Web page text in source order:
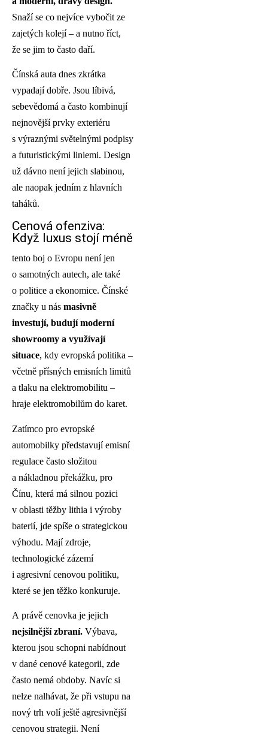
Snaží se co nejvíce vybočit ze
zajetých kolejí – a nutno říct,
že se jim to často daří.
Čínská auta dnes zkrátka
vypadají dobře. Jsou líbivá,
sebevědomá a často kombinují
nejnovější prvky exteriéru
s výraznými světelnými podpisy
a futuristickými liniemi. Design
už dávno není jejich slabinou,
ale naopak jedním z hlavních
taháků.
Cenová ofenziva:
Když luxus stojí méně
tento boj o Evropu není jen
o samotných autech, ale také
o politice a ekonomice. Čínské
značky u nás masivně
investují, budují moderní
showroomy a využívají
situace, kdy evropská politika –
včetně přísných emisních limitů
a tlaku na elektromobilitu –
hraje elektromobilům do karet.
Zatímco pro evropské
automobilky představují emisní
regulace často složitou
a nákladnou překážku, pro
Čínu, která má silnou pozici
v oblasti těžby lithia i výroby
baterií, jde spíše o strategickou
výhodu. Mají zdroje,
technologické zázemí
i agresivní cenovou politiku,
které se jen těžko konkuruje.
A právě cenovka je jejich
nejsilnější zbraní. Výbava,
kterou jsou schopni nabídnout
v dané cenové kategorii, zde
často nemá obdoby. Navíc si
nelze nalhávat, že při vstupu na
nový trh volí ještě agresivnější
cenovou strategii. Není